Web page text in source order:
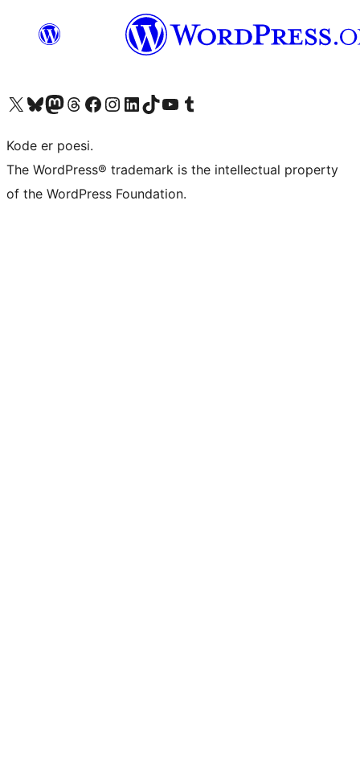
Besøg vores X (tidligere Twitter) konto
Besøg vores Bluesky-konto
Besøg vores Mastodon konto
Besøg vores Threads-konto
Besøg vores Facebook sideBesøg vores Instagram konto
Besøg vores LinkedIn konto
Besøg vores TikTok-konto
Besøg vores YouTube-kanalBesøg vores Tumblr-konto
Kode er poesi.
The WordPress® trademark is the intellectual property
of the WordPress Foundation.